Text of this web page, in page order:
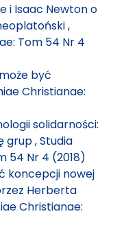
i Isaac Newton o
,
Tom 54 Nr 4
być
Christianae:
solidarności:
grup,Studia
54 Nr 4 (2018)
koncepcji nowej
Herberta
Christianae: